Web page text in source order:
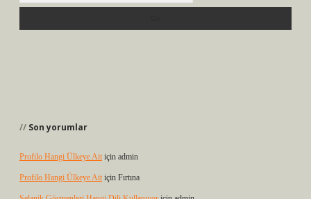
Son yorumlar
Profilo Hangi Ülkeye Ait için admin
Profilo Hangi Ülkeye Ait için Fırtına